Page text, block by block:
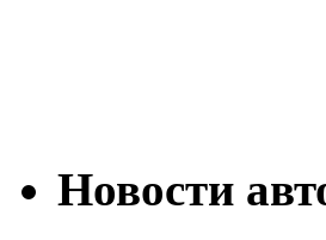
Новости